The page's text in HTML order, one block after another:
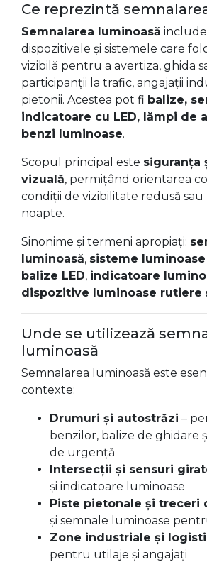
Ce reprezintă
Semnalarea luminoasă
dispozitivele și sistemele care
vizibilă pentru a avertiza, ghida
participanții la trafic, angajații
pietonii. Acestea pot fi balize,
indicatoare cu LED, lămpi de
benzi luminoase.
Scopul principal este siguranța
vizuală, permițând orientarea
condiții de vizibilitate redusă
noapte.
Sinonime și termeni apropiați:
luminoasă, sisteme
balize LED, indicatoare
dispozitive luminoase rutiere
Unde se utilizează
luminoasă
Semnalarea luminoasă este
contexte:
Drumuri și autostrăzi –
benzilor, balize de ghidare
de urgență
Intersecții și sensuri
și indicatoare luminoase
Piste pietonale și treceri
și semnale luminoase
Zone industriale și
pentru utilaje și angajați